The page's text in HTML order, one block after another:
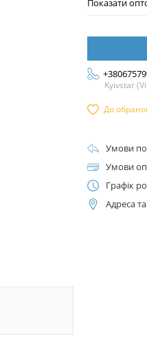
Показати
Kyivstar
До
Умови
Умови
Графік
Адреса